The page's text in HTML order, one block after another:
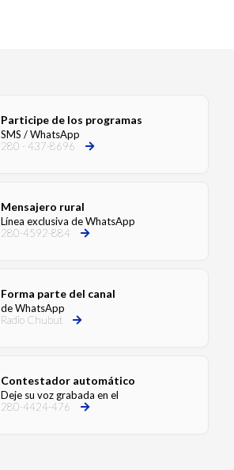
Participe de los programas
SMS / WhatsApp
280 - 437-8696
Mensajero rural
Línea exclusiva de WhatsApp
280-4592-884
Forma parte del canal
de WhatsApp
Radio Chubut
Contestador automático
Deje su voz grabada en el
280-4424-476